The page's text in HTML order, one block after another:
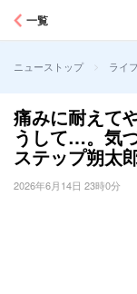
一覧
ニューストップ > ライ
痛みに耐えて
うして…。気
ステップ朔太
2026年6月14日 23時0分